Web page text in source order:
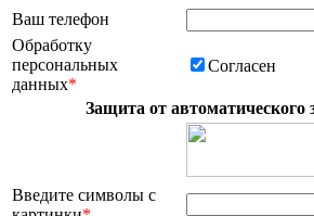
Ваш телефон
Обработку
персональных
данных*
Согласен
Защита от автоматического
Введите символы с